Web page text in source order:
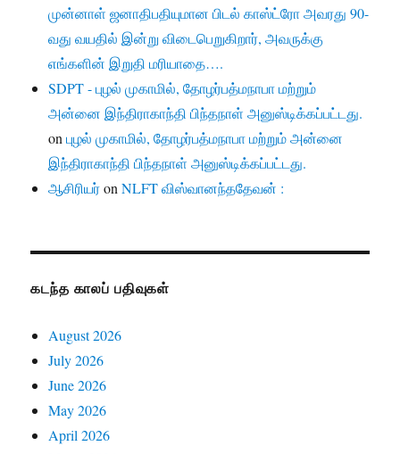
முன்னாள் ஜனாதிபதியுமான பிடல் காஸ்ட்ரோ அவரது 90-
வது வயதில் இன்று விடைபெறுகிறார், அவருக்கு
எங்களின் இறுதி மரியாதை….
SDPT - புழல் முகாமில், தோழர்பத்மநாபா மற்றும்
அன்னை இந்திராகாந்தி பிந்தநாள் அனுஸ்டிக்கப்பட்டது.
onபுழல் முகாமில், தோழர்பத்மநாபா மற்றும் அன்னை
இந்திராகாந்தி பிந்தநாள் அனுஸ்டிக்கப்பட்டது.
ஆசிரியர்onNLFT விஸ்வானந்ததேவன் :
கடந்த காலப் பதிவுகள்
August 2026
July 2026
June 2026
May 2026
April 2026